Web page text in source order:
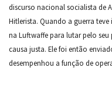
discurso nacional socialista de
Hitlerista. Quando a guerra
na Luftwaffe para lutar pelo seu
causa justa. Ele foi então
desempenhou a função de